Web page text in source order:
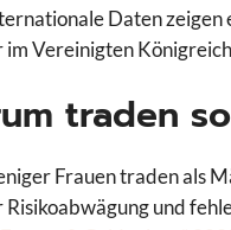
Daten
im Vereinigten
traden
Frauen traden als
Risikoabwägung und